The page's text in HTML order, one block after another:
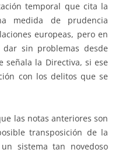
temporal que cita la
medida de prudencia
europeas, pero en
sin problemas desde
señala la Directiva, si ese
con los delitos que se
las notas anteriores son
transposición de la
sistema tan novedoso